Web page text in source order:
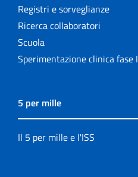
Registri e sorveglianze
Ricerca collaboratori
Scuola
Sperimentazione clinica fase I
5 per mille
Il 5 per mille e l'ISS